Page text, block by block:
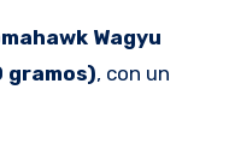
Wagyu
gramos), con un